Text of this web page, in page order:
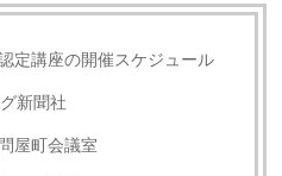
定講座の開催スケジュール
新聞社
屋町会議室